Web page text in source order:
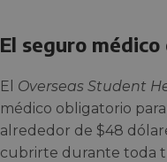
El seguro
El Overseas Student
médico obligatorio
alrededor de $48
cubrirte durante toda